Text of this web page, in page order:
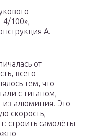
4/100»,
А.
от
всего
тем, что
с титаном,
из алюминия. Это
скорость,
строить самолёты